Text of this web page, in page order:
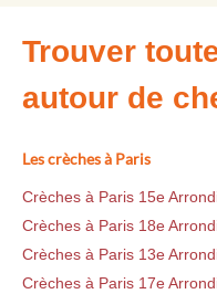
Trouver
autour de
Les crèches à Paris
Crèches à Paris 15e
Crèches à Paris 18e
Crèches à Paris 13e
Crèches à Paris 17e